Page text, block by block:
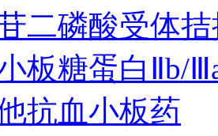
二磷酸受体
板糖蛋白Ⅱb/
抗血小板药